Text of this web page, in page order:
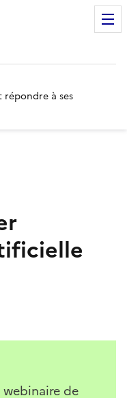
à ses
webinaire de